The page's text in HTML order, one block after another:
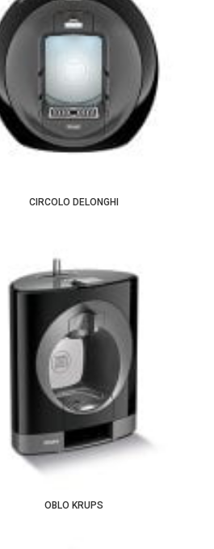
CIRCOLO DELONGHI
OBLO KRUPS